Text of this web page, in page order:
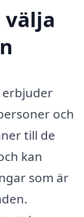
välja
erbjuder
och
till de
kan
som är